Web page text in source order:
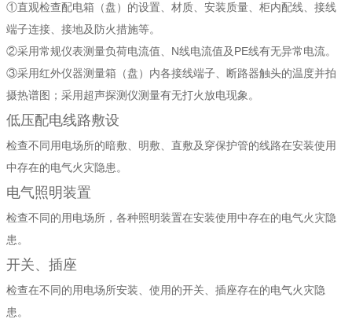
①直观检查配电箱（盘）的设置、材质、安装质量、柜内配线、接线
端子连接、接地及防火措施等。
②采用常规仪表测量负荷电流值、N线电流值及PE线有无异常电流。
③采用红外仪器测量箱（盘）内各接线端子、断路器触头的温度并拍
摄热谱图；采用超声探测仪测量有无打火放电现象。
低压配电线路敷设
检查不同用电场所的暗敷、明敷、直敷及穿保护管的线路在安装使用
中存在的电气火灾隐患。
电气照明装置
检查不同的用电场所，各种照明装置在安装使用中存在的电气火灾隐
患。
开关、插座
检查在不同的用电场所安装、使用的开关、插座存在的电气火灾隐
患。